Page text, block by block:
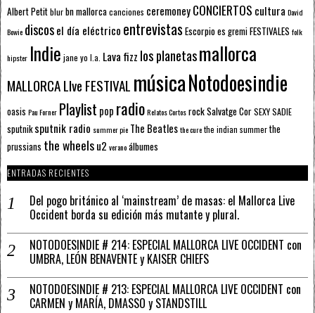
Albert Petitblurbn mallorcacanciones ceremoneyCONCIERTOS cultura David
Bowie discosel día eléctrico entrevistas Escorpioes gremiFESTIVALES folk
hipster Indie jane yo l.a. Lava fizz los planetasmallorca
MALLORCA LIve FESTIVAL músicaNotodoesindie
oasis Pau Forner Playlist pop radioRelatos CortosrockSalvatge CorSEXY SADIE
sputnik sputnik radio summer pie The Beatlesthe curethe indian summerthe
prussians the wheelsu2 veranoálbumes
ENTRADAS RECIENTES
Del pogo británico al ‘mainstream’ de masas: el Mallorca Live
Occident borda su edición más mutante y plural.
NOTODOESINDIE # 214: ESPECIAL MALLORCA LIVE OCCIDENT con
UMBRA, LEÓN BENAVENTE y KAISER CHIEFS
NOTODOESINDIE # 213: ESPECIAL MALLORCA LIVE OCCIDENT con
CARMEN y MARÍA, DMASSO y STANDSTILL